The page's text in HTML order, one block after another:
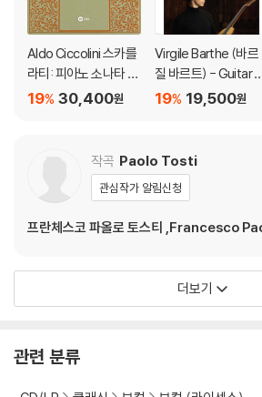
Aldo Ciccolini 스카를
라티: 피아노 소나타 (S
carlatti: Piano Sonat
30,400원
19%
Virgile Barthe (바르
질 바르트) - Guitar R
ecital (기타 리사이틀)
19,500원
19%
작곡 Paolo Tosti
관심작가 알림신청
프란체스코 파올로 토스티 ,Francesco
더보기
관련 분류